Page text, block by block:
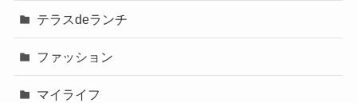
テラスdeランチ
ファッション
マイライフ